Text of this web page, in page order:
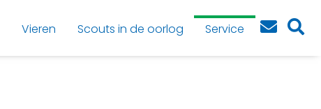
Vieren Scouts in de oorlog Service